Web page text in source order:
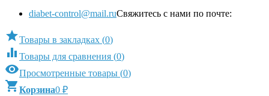
diabet-control@mail.ruСвяжитесь с нами по почте:
Товары в закладках (0)
 Товары для сравнения (0)
Просмотренные товары (0)
Корзина0 ₽